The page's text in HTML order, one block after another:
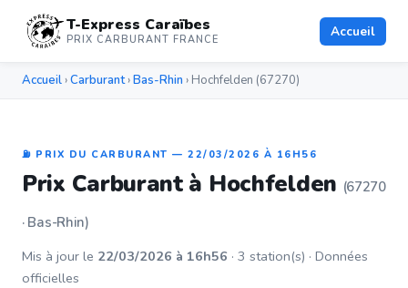
T-Express Caraïbes
PRIX CARBURANT FRANCE Accueil
Accueil ›Carburant›Bas-Rhin › Hochfelden (67270)
⛽ PRIX DU CARBURANT — 22/03/2026 À 16H56
Prix Carburant à Hochfelden (67270
· Bas-Rhin)
Mis à jour le 22/03/2026 à 16h56 · 3 station(s) · Données
officielles